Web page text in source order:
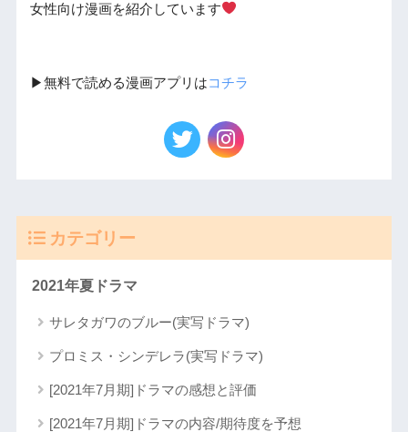
女性向け漫画を紹介しています
▶︎無料で読める漫画アプリはコチラ
カテゴリー
2021年夏ドラマ
サレタガワのブルー(実写ドラマ)
プロミス・シンデレラ(実写ドラマ)
[2021年7月期]ドラマの感想と評価
[2021年7月期]ドラマの内容/期待度を予想